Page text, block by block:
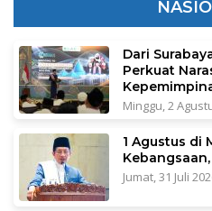
Dari
Perkuat
Minggu, 2
1 Agustus di
Jumat, 31 Juli